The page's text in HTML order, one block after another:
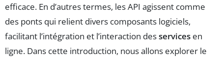
efficace. En d’autres termes, les API agissent comme
des ponts qui relient divers composants logiciels,
facilitant l’intégration et l’interaction desservices en
ligne. Dans cette introduction, nous allons explorer le